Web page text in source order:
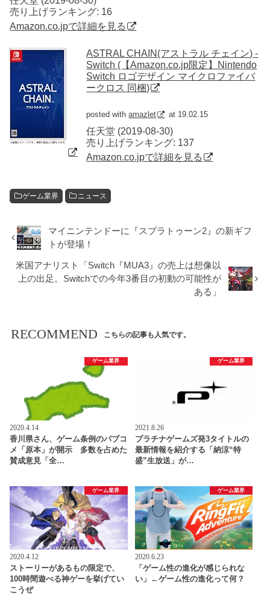
売り上げランキング: 16
Amazon.co.jpで詳細を見る
ASTRAL CHAIN(アストラル チェイン) -
Switch (【Amazon.co.jp限定】Nintendo
Switch ロゴデザイン マイクロファイバ
ークロス 同梱)
posted withamazlet at 19.02.15
任天堂 (2019-08-30)
売り上げランキング: 137
Amazon.co.jpで詳細を見る
ゲーム業界 ニュース
マイニンテンドーに『スプラトゥーン2』の新ギフ
トが登場！
米国アナリスト「Switch『MUA3』の売上は想像以
上の出足。Switchでの今年3番目の初動の可能性が
ある」
RECOMMEND こちらの記事も人気です。
ゲーム業界
2020.4.14
香川県さん、ゲーム条例のパブコ
メ「原本」が開示 多数を占めた
賛成意見「全…
ゲーム業界
2021.8.26
プラチナゲームズ発3タイトルの
最新情報を紹介する「納涼“特
盛”生放送」が…
ゲーム業界
2020.4.12
ストーリーがあるもの限定で、
100時間遊べる神ゲーを挙げてい
こうぜ
ゲーム業界
2020.6.23
「ゲーム性の進化が感じられな
い」←ゲーム性の進化って何？